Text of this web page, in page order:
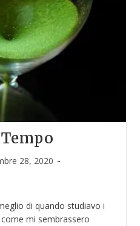
28, 2020
di quando studiavo i
mi sembrassero